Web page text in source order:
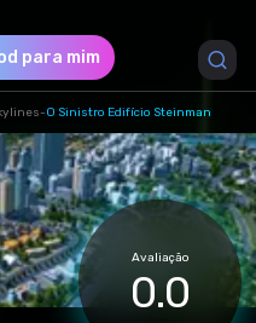
para mim
-O Sinistro Edifício Steinman
Avaliação
0.0